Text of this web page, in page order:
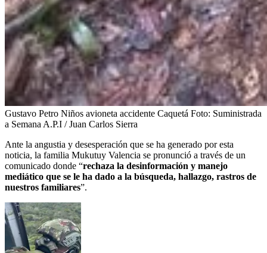
Gustavo Petro Niños avioneta accidente Caquetá Foto: Suministrada
a Semana A.P.I / Juan Carlos Sierra
Ante la angustia y desesperación que se ha generado por esta
noticia, la familia Mukutuy Valencia se pronunció a través de un
comunicado donde “rechaza la desinformación y manejo
mediático que se le ha dado a la búsqueda, hallazgo, rastros de
nuestros familiares”.